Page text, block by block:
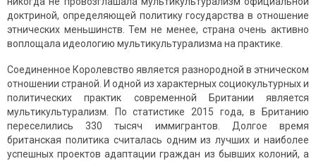
доктриной, определяющей политику государства в отношение
этнических меньшинств. Тем не менее, страна очень активно
воплощала идеологию мульти­куль­тура­лизма на практике.
Соединенное Королевство является разнородной в этническом
отношении страной. И одной из характерных социокультурных и
политических практик современной Британии является
мультикультурализм. По статистике 2015 года, в Британию
переселились 330 тысяч иммигрантов. Долгое время
британская политика считалась одним из лучших и наиболее
успешных проектов адаптации граждан из бывших колоний, а